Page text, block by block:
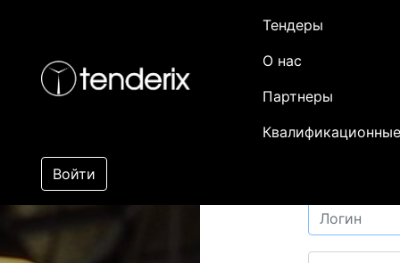
Тендеры
О нас
Партнеры
Войти